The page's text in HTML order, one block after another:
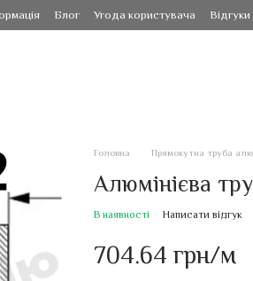
Блог Угода користувача
Головна Прямокутна труба
Алюмінієва
В наявності Написати відгук
704.64 грн/м